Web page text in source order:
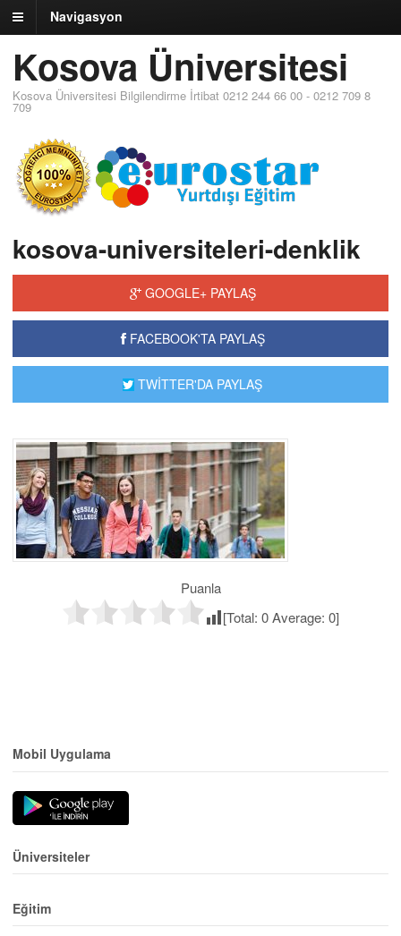
Navigasyon
Kosova Üniversitesi
Kosova Üniversitesi Bilgilendirme İrtibat 0212 244 66 00 - 0212 709 8
709
kosova-universiteleri-denklik
GOOGLE+ PAYLAŞ
FACEBOOK'TA PAYLAŞ
TWİTTER'DA PAYLAŞ
Puanla
[Total: 0Average: 0]
Mobil Uygulama
Üniversiteler
Eğitim